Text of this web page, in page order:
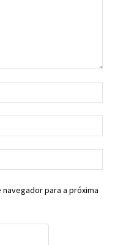
para a próxima